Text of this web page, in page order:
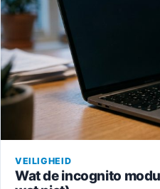
VEILIGHEID
Wat de incognito